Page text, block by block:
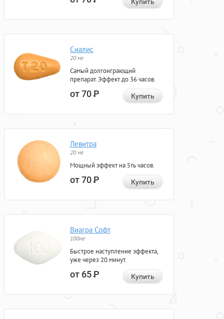
Купить
Сиалис
20 мг
Самый долгоиграющий
препарат. Эффект до 36 часов.
от 70Р Купить
Левитра
20 мг
Мощный эффект на 5ть часов.
от 70Р Купить
Виагра Софт
100мг
Быстрое наступление эффекта,
уже через 20 минут.
от 65Р Купить